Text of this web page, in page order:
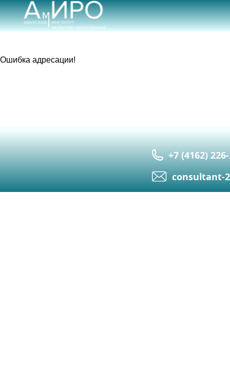
Ошибка адресации!
+7 (4162)
сonsultant-